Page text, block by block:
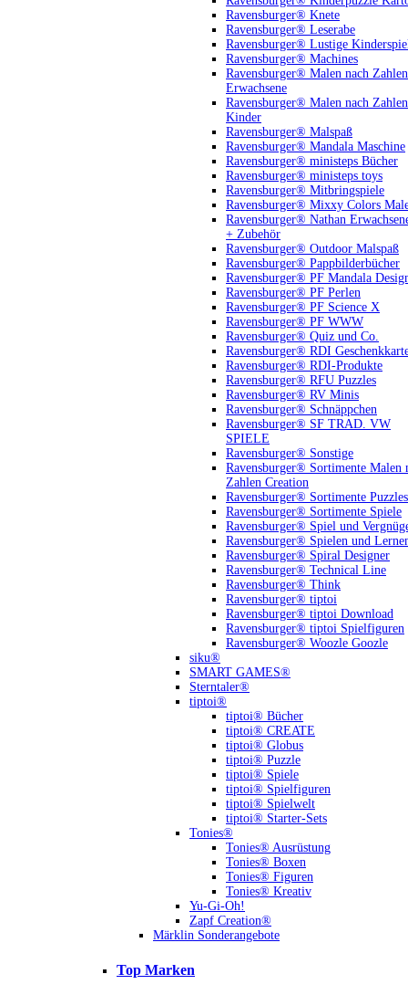
Ravensburger® Knete
Ravensburger® Leserabe
Ravensburger® Lustige
Ravensburger® Machines
Ravensburger® Malen nach Zahlen
Erwachsene
Ravensburger® Malen nach Zahlen
Kinder
Ravensburger® Malspaß
Ravensburger® Mandala Maschine
Ravensburger® ministeps Bücher
Ravensburger® ministeps toys
Ravensburger® Mitbringspiele
Ravensburger® Mixxy Colors
Ravensburger® Nathan
+ Zubehör
Ravensburger® Outdoor Malspaß
Ravensburger® Pappbilderbücher
Ravensburger® PF Mandala
Ravensburger® PF Perlen
Ravensburger® PF Science X
Ravensburger® PF WWW
Ravensburger® Quiz und Co.
Ravensburger® RDI
Ravensburger® RDI-Produkte
Ravensburger® RFU Puzzles
Ravensburger® RV Minis
Ravensburger® Schnäppchen
Ravensburger® SF TRAD. VW
SPIELE
Ravensburger® Sonstige
Ravensburger® Sortimente Malen
Zahlen Creation
Ravensburger® Sortimente Puzzles
Ravensburger® Sortimente Spiele
Ravensburger® Spiel und
Ravensburger® Spielen und
Ravensburger® Spiral Designer
Ravensburger® Technical Line
Ravensburger® Think
Ravensburger® tiptoi
Ravensburger® tiptoi Download
Ravensburger® tiptoi Spielfiguren
Ravensburger® Woozle Goozle
siku®
SMART GAMES®
Sterntaler®
tiptoi®
tiptoi® Bücher
tiptoi® CREATE
tiptoi® Globus
tiptoi® Puzzle
tiptoi® Spiele
tiptoi® Spielfiguren
tiptoi® Spielwelt
tiptoi® Starter-Sets
Tonies®
Tonies® Ausrüstung
Tonies® Boxen
Tonies® Figuren
Tonies® Kreativ
Yu-Gi-Oh!
Zapf Creation®
Märklin Sonderangebote
Top Marken